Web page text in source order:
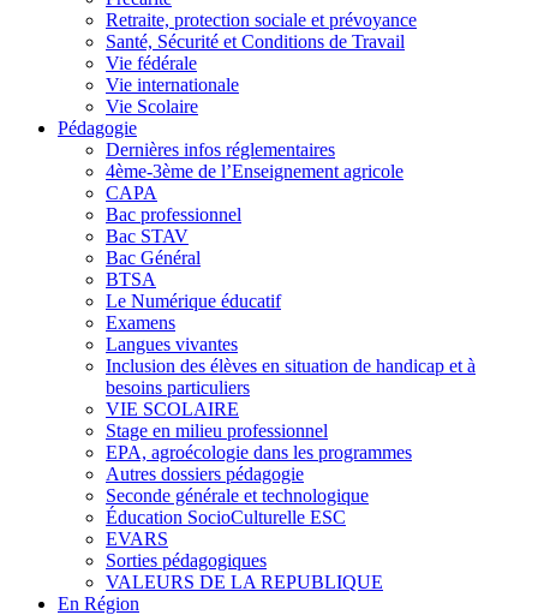
Retraite, protection sociale et prévoyance
Santé, Sécurité et Conditions de Travail
Vie fédérale
Vie internationale
Vie Scolaire
Pédagogie
Dernières infos réglementaires
4ème-3ème de l’Enseignement agricole
CAPA
Bac professionnel
Bac STAV
Bac Général
BTSA
Le Numérique éducatif
Examens
Langues vivantes
Inclusion des élèves en situation de handicap et à
besoins particuliers
VIE SCOLAIRE
Stage en milieu professionnel
EPA, agroécologie dans les programmes
Autres dossiers pédagogie
Seconde générale et technologique
Éducation SocioCulturelle ESC
EVARS
Sorties pédagogiques
VALEURS DE LA REPUBLIQUE
En Région